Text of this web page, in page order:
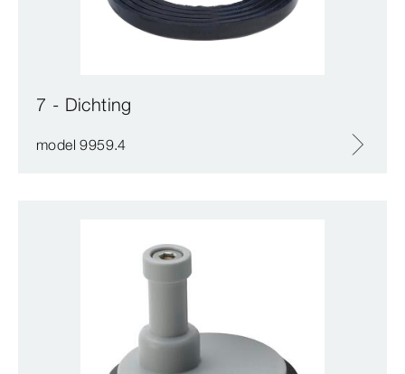
7 - Dichting
model 9959.4